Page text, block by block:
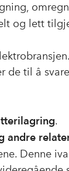
og lett
de til å
.
andre
Denne